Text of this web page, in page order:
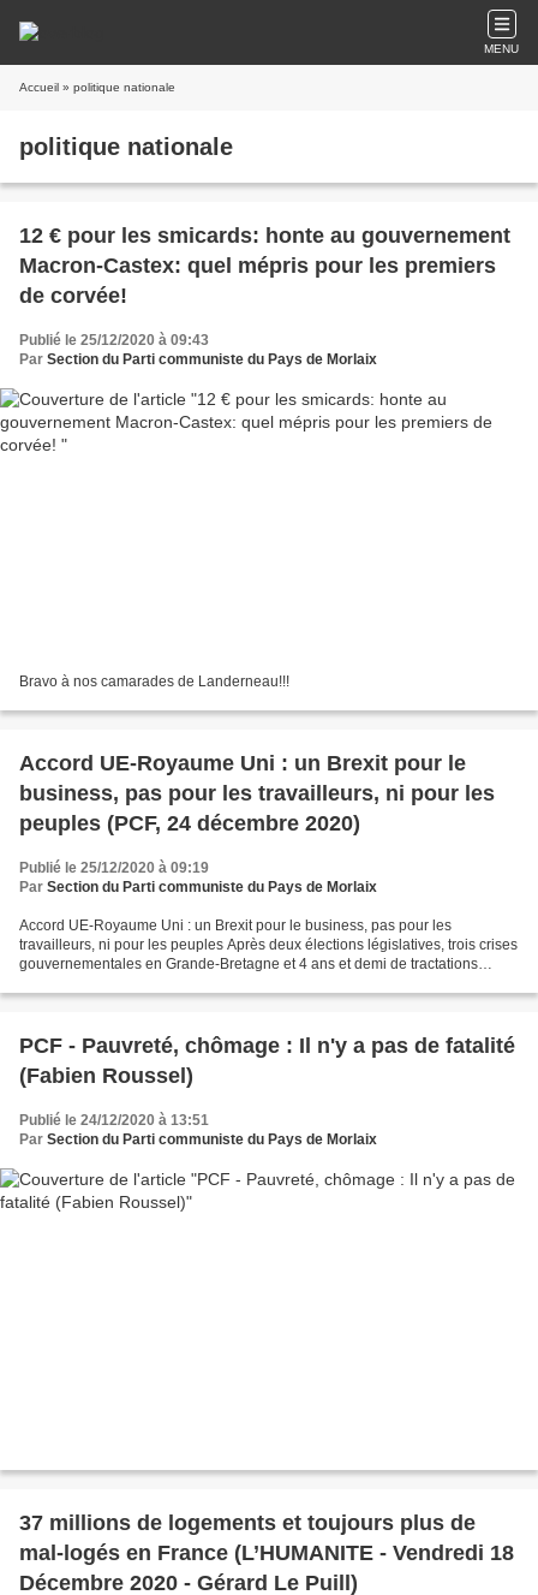
MENU
Accueil » politique nationale
politique nationale
12 € pour les smicards: honte au gouvernement
Macron-Castex: quel mépris pour les premiers
de corvée!
Publié le 25/12/2020 à 09:43
Par Section du Parti communiste du Pays de Morlaix
Bravo à nos camarades de Landerneau!!!
Accord UE-Royaume Uni : un Brexit pour le
business, pas pour les travailleurs, ni pour les
peuples (PCF, 24 décembre 2020)
Publié le 25/12/2020 à 09:19
Par Section du Parti communiste du Pays de Morlaix
Accord UE-Royaume Uni : un Brexit pour le business, pas pour les
travailleurs, ni pour les peuples Après deux élections législatives, trois crises
gouvernementales en Grande-Bretagne et 4 ans et demi de tractations
PCF - Pauvreté, chômage : Il n'y a pas de fatalité
(Fabien Roussel)
Publié le 24/12/2020 à 13:51
Par Section du Parti communiste du Pays de Morlaix
37 millions de logements et toujours plus de
mal-logés en France (L’HUMANITE - Vendredi 18
Décembre 2020 - Gérard Le Puill)